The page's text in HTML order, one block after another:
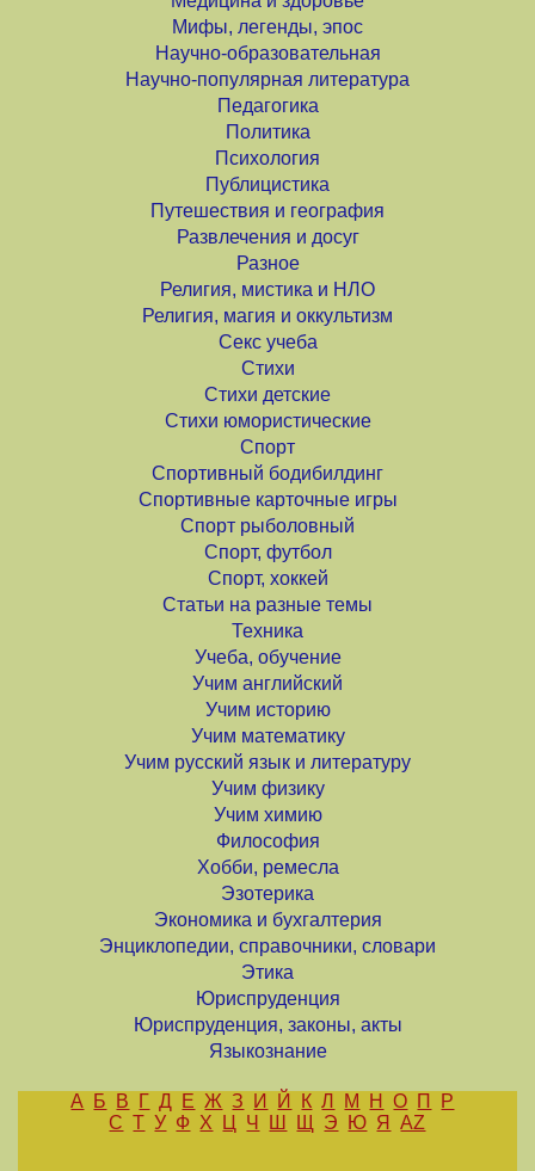
Мифы, легенды, эпос
Научно-образовательная
Научно-популярная литература
Педагогика
Политика
Психология
Публицистика
Путешествия и география
Развлечения и досуг
Разное
Религия, мистика и НЛО
Религия, магия и оккультизм
Секс учеба
Стихи
Стихи детские
Стихи юмористические
Спорт
Спортивный бодибилдинг
Спортивные карточные игры
Спорт рыболовный
Спорт, футбол
Спорт, хоккей
Статьи на разные темы
Техника
Учеба, обучение
Учим английский
Учим историю
Учим математику
Учим русский язык и литературу
Учим физику
Учим химию
Философия
Хобби, ремесла
Эзотерика
Экономика и бухгалтерия
Энциклопедии, справочники, словари
Этика
Юриспруденция
Юриспруденция, законы, акты
Языкознание
А Б В Г Д Е Ж З И Й К Л М Н О П
Р
С Т У Ф Х Ц Ч Ш Щ Э Ю Я AZ